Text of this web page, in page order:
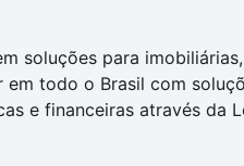
soluções para imobiliárias,
em todo o Brasil com
e financeiras através da